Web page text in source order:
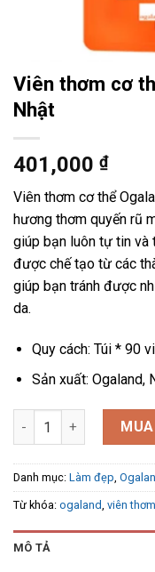
Viên thơm cơ
Nhật
401,000 ₫
Viên thơm cơ thể
hương thơm quyến rũ
giúp bạn luôn tự tin và
được chế tạo từ các
giúp bạn tránh được
da.
Quy cách: Túi * 90
Sản xuất: Ogaland,
Viên thơm cơ thể
Danh mục: Làm đẹp,
Từ khóa: ogaland, viên
MÔ TẢ